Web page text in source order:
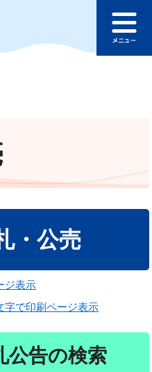
本文へ
・公売
ジ表示
字で印刷ページ表示
公告の検索